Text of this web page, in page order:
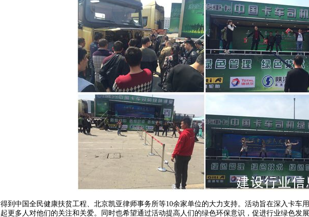
中国全民健康扶贫工程、北京凯亚律师事务所等10余家单位的大力支持。活动旨在深入卡车
更多人对他们的关注和关爱。同时也希望通过活动提高人们的绿色环保意识，促进行业绿色发展